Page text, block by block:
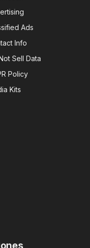
Ads
Info
Sell Data
Policy
Kits